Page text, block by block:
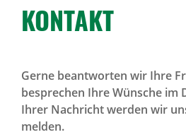
KONTAKT
Gerne beantworten wir Ihre
besprechen Ihre Wünsche im
Ihrer Nachricht werden wir
melden.